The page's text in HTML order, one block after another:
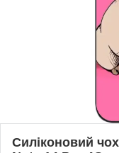
Силіконовий